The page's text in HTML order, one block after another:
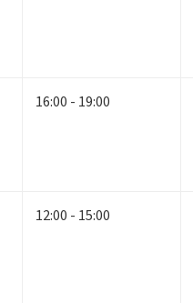
16:00 - 19:00
12:00 - 15:00